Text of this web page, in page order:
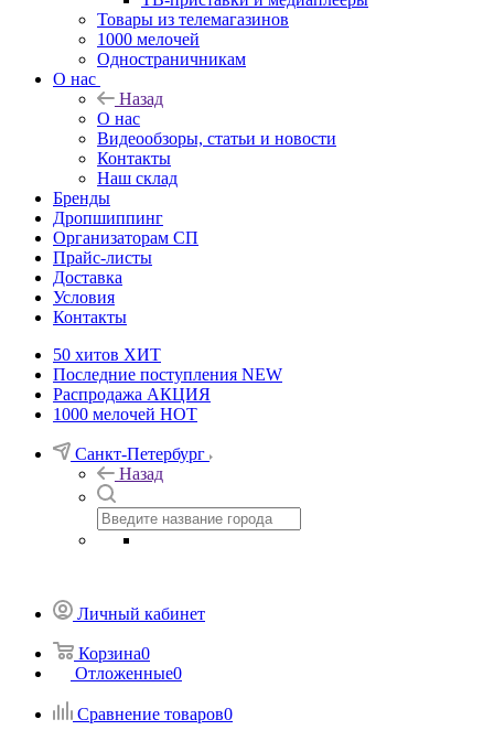
Товары из телемагазинов
1000 мелочей
Одностраничникам
О нас
Назад
О нас
Видеообзоры, статьи и новости
Контакты
Наш склад
Бренды
Дропшиппинг
Организаторам СП
Прайс-листы
Доставка
Условия
Контакты
50 хитов ХИТ
Последние поступления NEW
Распродажа АКЦИЯ
1000 мелочей HOT
Санкт-Петербург
Назад
Личный кабинет
Корзина0
Отложенные0
Сравнение товаров0